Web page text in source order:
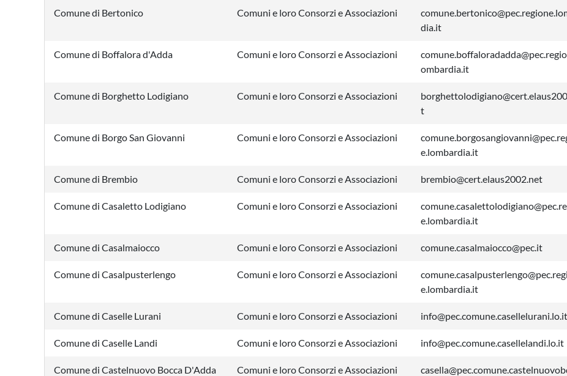
Comune di Bertonico Comuni e loro Consorzi e Associazioni
dia.it
Comune di Boffalora d'Adda Comuni e loro Consorzi e Associazioni
ombardia.it
Comune di Borghetto Lodigiano Comuni e loro Consorzi e Associazioni
t
Comune di Borgo San Giovanni Comuni e loro Consorzi e Associazioni
e.lombardia.it
Comune di Brembio Comuni e loro Consorzi e Associazioni brembio@cert.elaus2002.net
Comune di Casaletto Lodigiano Comuni e loro Consorzi e Associazioni
e.lombardia.it
Comune di Casalmaiocco Comuni e loro Consorzi e Associazioni comune.casalmaiocco@pec.it
Comune di Casalpusterlengo Comuni e loro Consorzi e Associazioni
e.lombardia.it
Comune di Caselle Lurani Comuni e loro Consorzi e Associazioni info@pec.comune.casellelurani.lo.it
Comune di Caselle Landi Comuni e loro Consorzi e Associazioni info@pec.comune.casellelandi.lo.it
Comune di Castelnuovo Bocca D'Adda Comuni e loro Consorzi e Associazioni